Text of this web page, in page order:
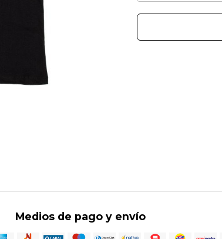
Medios de pago y envío